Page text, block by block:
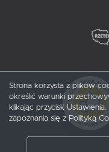
Strona korzysta z plików
określić warunki
klikając przycisk
zapoznania się z Polityką